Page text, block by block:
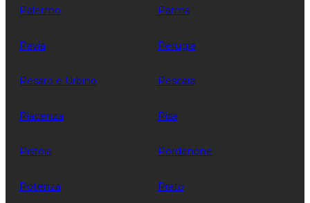
Palermo Parma
Pavia Perugia
Pesaro e Urbino Pescara
Piacenza Pisa
Pistoia Pordenone
Potenza Prato